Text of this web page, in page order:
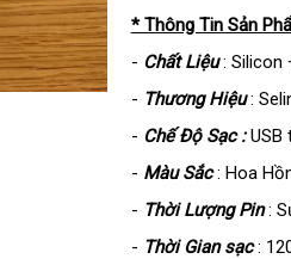
* Thông Tin Sản
- Chất Liệu: Silicon
- Thương Hiệu:
- Chế Độ Sạc :USB
- Màu Sắc: Hoa
- Thời Lượng Pin:
- Thời Gian sạc: